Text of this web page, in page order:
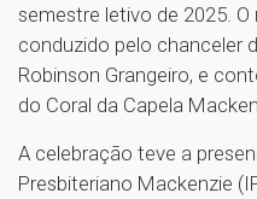
semestre letivo de 2025.
conduzido pelo chanceler
Robinson Grangeiro, e
do Coral da Capela
A celebração teve a
Presbiteriano Mackenzie